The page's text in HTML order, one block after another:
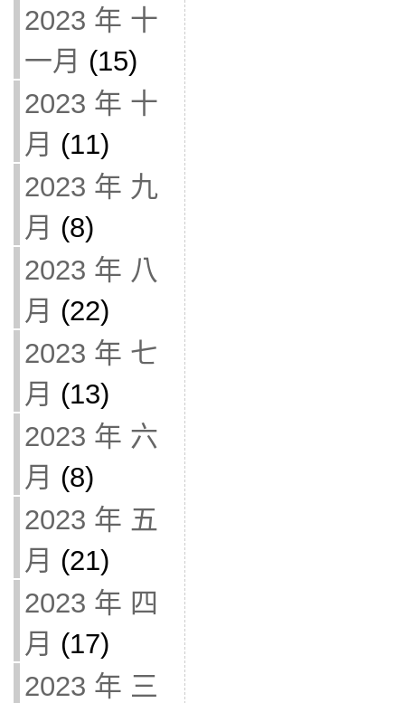
2023 年 十
一月 (15)
2023 年 十
月 (11)
2023 年 九
月 (8)
2023 年 八
月 (22)
2023 年 七
月 (13)
2023 年 六
月 (8)
2023 年 五
月 (21)
2023 年 四
月 (17)
2023 年 三